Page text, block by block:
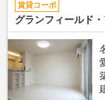
賃貸コーポ
グランフィールド